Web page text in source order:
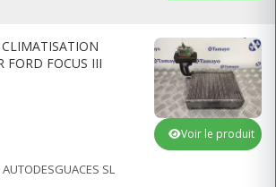
CLIMATISATION
FORD FOCUS III
SL
Voir le produit